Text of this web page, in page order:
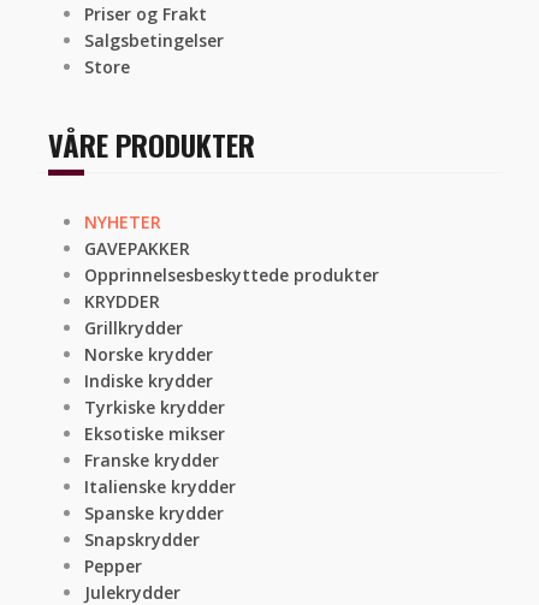
Priser og Frakt
Salgsbetingelser
Store
VÅRE PRODUKTER
NYHETER
GAVEPAKKER
Opprinnelsesbeskyttede produkter
KRYDDER
Grillkrydder
Norske krydder
Indiske krydder
Tyrkiske krydder
Eksotiske mikser
Franske krydder
Italienske krydder
Spanske krydder
Snapskrydder
Pepper
Julekrydder